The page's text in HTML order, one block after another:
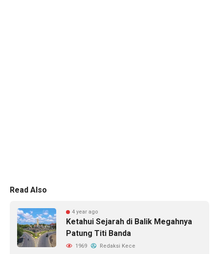
Read Also
4 year ago
Ketahui Sejarah di Balik Megahnya
Patung Titi Banda
1969 Redaksi Kece